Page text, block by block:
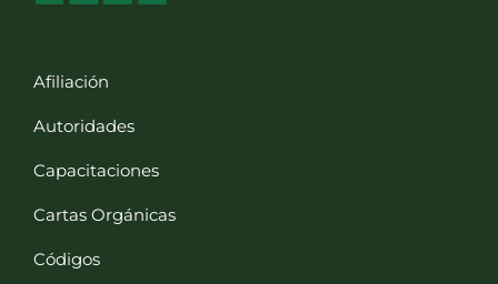
Afiliación
Autoridades
Capacitaciones
Cartas Orgánicas
Códigos